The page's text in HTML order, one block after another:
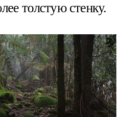
толстую стенку.